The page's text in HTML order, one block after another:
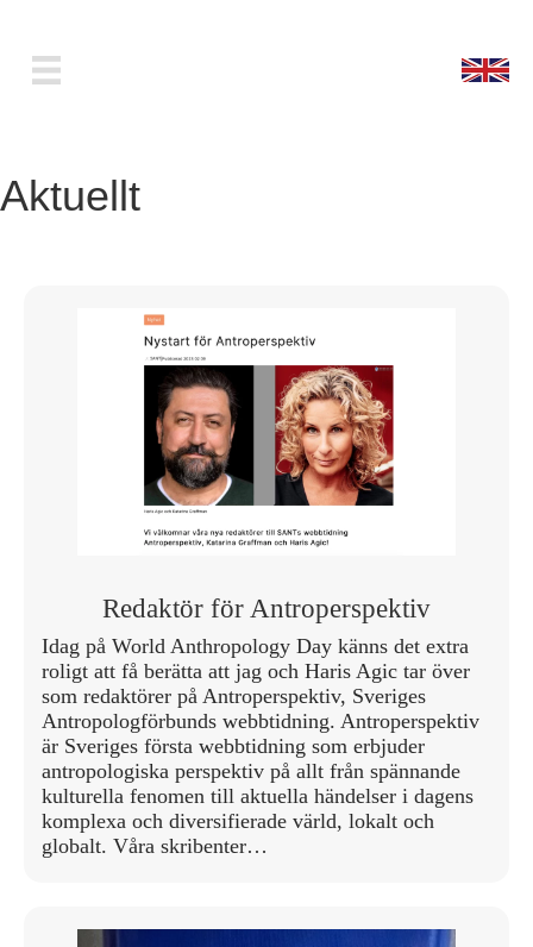
Aktuellt
Redaktör för Antroperspektiv
Idag på World Anthropology Day känns det extra
roligt att få berätta att jag och Haris Agic tar över
som redaktörer på Antroperspektiv, Sveriges
Antropologförbunds webbtidning. Antroperspektiv
är Sveriges första webbtidning som erbjuder
antropologiska perspektiv på allt från spännande
kulturella fenomen till aktuella händelser i dagens
komplexa och diversifierade värld, lokalt och
globalt. Våra skribenter…